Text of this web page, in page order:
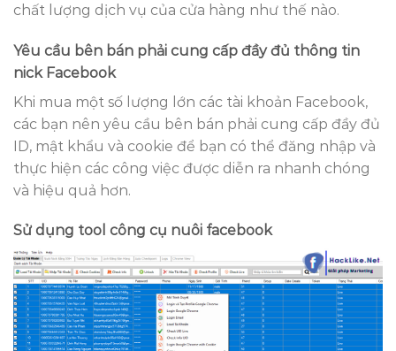
chất lượng dịch vụ của cửa hàng như thế nào.
Yêu cầu bên bán phải cung cấp đầy đủ thông tin
nick Facebook
Khi mua một số lượng lớn các tài khoản Facebook,
các bạn nên yêu cầu bên bán phải cung cấp đầy đủ
ID, mật khẩu và cookie để bạn có thể đăng nhập và
thực hiện các công việc được diễn ra nhanh chóng
và hiệu quả hơn.
Sử dụng tool công cụ nuôi facebook